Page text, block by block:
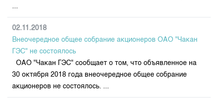
Участники торгов
Наши партнеры
Cтратегия развития
Корпоративные документы
Контакты
Аналитика
Финансовый рынок KG
Пресс-клуб
25 лет ЗАО КФБ
Архив торгов
Индекс и Капитализация
Котировки по ЦБ
Котировки по драг. металлам
Расписание аукционов по ГЦБ
Результаты аукционов ГЦБ
План работы на год
...
02.11.2018
Внеочередное общее собрание акционеров ОАО "Чакан
ГЭС" не состоялось
ОАО "Чакан ГЭС" сообщает о том, что объявленное на
30 октября 2018 года внеочередное общее собрание
акционеров не состоялось. ...